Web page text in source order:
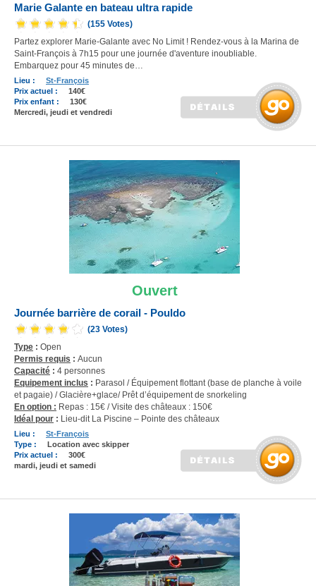
Marie Galante en bateau ultra rapide
(155 Votes)
Partez explorer Marie-Galante avec No Limit ! Rendez-vous à la Marina de
Saint-François à 7h15 pour une journée d'aventure inoubliable.
Embarquez pour 45 minutes de…
Lieu :
St-François
Prix actuel :
140€
Prix enfant :
130€
Mercredi, jeudi et vendredi
Ouvert
Journée barrière de corail - Pouldo
(23 Votes)
Type : Open
Permis requis : Aucun
Capacité : 4 personnes
Equipement inclus : Parasol / Équipement flottant (base de planche à voile
et pagaie) / Glacière+glace/ Prêt d’équipement de snorkeling
En option : Repas : 15€ / Visite des châteaux : 150€
Idéal pour : Lieu-dit La Piscine – Pointe des châteaux
Lieu :
St-François
Type :
Location avec skipper
Prix actuel :
300€
mardi, jeudi et samedi